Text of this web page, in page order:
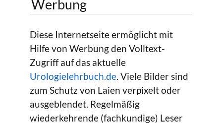
Werbung
Diese Internetseite ermöglicht mit
Hilfe von Werbung den Volltext-
Zugriff auf das aktuelle
Urologielehrbuch.de . Viele Bilder sind
zum Schutz von Laien verpixelt oder
ausgeblendet. Regelmäßig
wiederkehrende (fachkundige) Leser